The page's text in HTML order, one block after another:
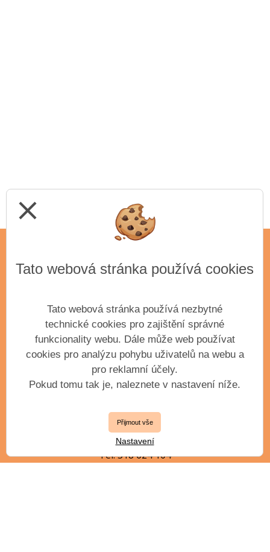
ADRESA
příspěvková organizace města Příbram
Krátká 351
Příbram III, 261 01
IČO: 61904163
VEDENÍ ŠKOLY
ředitel
Ing. Petr Kollert, DiS.
Tel. 318 624 104
close
Tato webová stránka používá cookies
Tato webová stránka používá nezbytné
technické cookies pro zajištění správné
funkcionality webu. Dále může web používat
cookies pro analýzu pohybu uživatelů na webu a
pro reklamní účely.
Pokud tomu tak je, naleznete v nastavení níže.
Přijmout vše
Nastavení